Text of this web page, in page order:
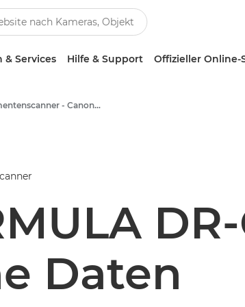
& Services Hilfe & Support Offizieller Online-
Dokumentenscanner - Canon Deutschland
Daten